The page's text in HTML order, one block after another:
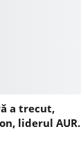
a trecut,
liderul AUR.